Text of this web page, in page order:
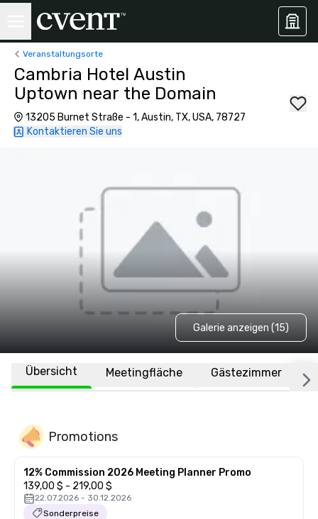
Veranstaltungsorte
Cambria Hotel Austin
Uptown near the Domain
13205 Burnet Straße - 1, Austin, TX, USA, 78727
Kontaktieren Sie uns
Galerie anzeigen (15)
Übersicht Meetingfläche Gästezimmer
Promotions
12% Commission 2026 Meeting Planner Promo
139,00 $ - 219,00 $
22.07.2026 - 30.12.2026
Sonderpreise